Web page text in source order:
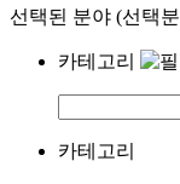
선택된 분야 (선택
카테고리
카테고리